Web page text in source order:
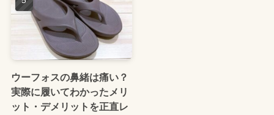
ウーフォスの鼻緒は痛い？
実際に履いてわかったメリ
ット・デメリットを正直レ